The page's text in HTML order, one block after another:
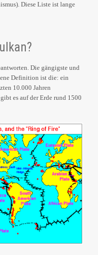
Diese Liste ist lange
Die gängigste und
Definition ist die: ein
10.000 Jahren
es auf der Erde rund 1500